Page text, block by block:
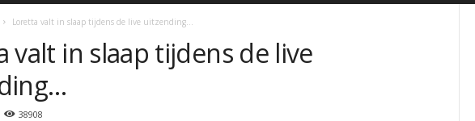
Loretta valt in slaap tijdens de live uitzending…
valt in slaap tijdens de live
38908